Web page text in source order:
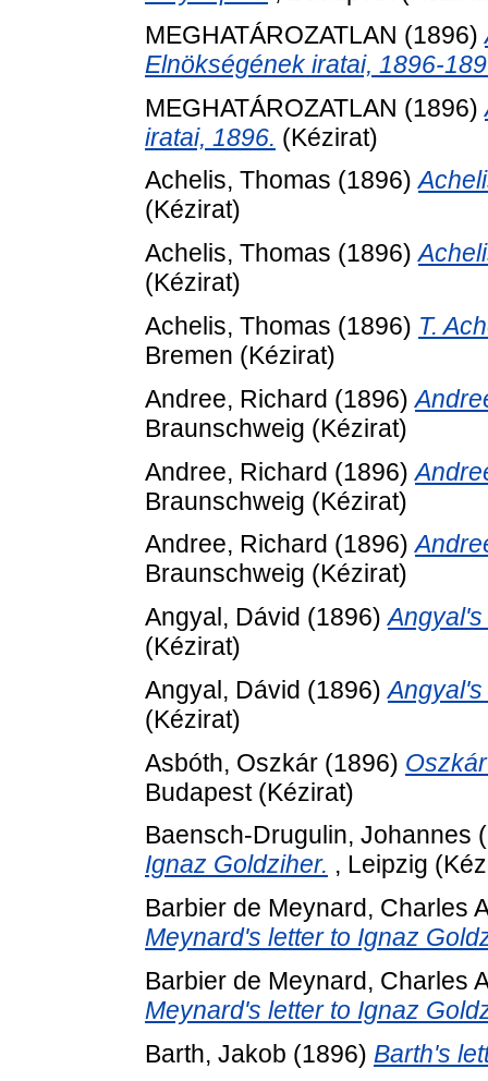
MEGHATÁROZATLAN (1896)
Elnökségének iratai, 1896-
MEGHATÁROZATLAN (1896)
iratai, 1896. (Kézirat)
Achelis, Thomas (1896)
(Kézirat)
Achelis, Thomas (1896)
(Kézirat)
Achelis, Thomas (1896) T.
Bremen (Kézirat)
Andree, Richard (1896)
Braunschweig (Kézirat)
Andree, Richard (1896)
Braunschweig (Kézirat)
Andree, Richard (1896)
Braunschweig (Kézirat)
Angyal, Dávid (1896)
(Kézirat)
Angyal, Dávid (1896)
(Kézirat)
Asbóth, Oszkár (1896)
Budapest (Kézirat)
Baensch-Drugulin, Johannes
Ignaz Goldziher. , Leipzig
Barbier de Meynard, Charles
Meynard's letter to Ignaz
Barbier de Meynard, Charles
Meynard's letter to Ignaz
Barth, Jakob (1896) Barth's